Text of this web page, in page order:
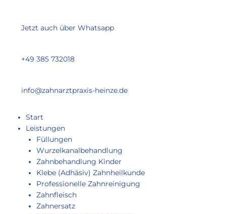
Jetzt auch über Whatsapp
+49 385 732018
info@zahnarztpraxis-heinze.de
Start
Leistungen
Füllungen
Wurzelkanalbehandlung
Zahnbehandlung Kinder
Klebe (Adhäsiv) Zahnheilkunde
Professionelle Zahnreinigung
Zahnfleisch
Zahnersatz